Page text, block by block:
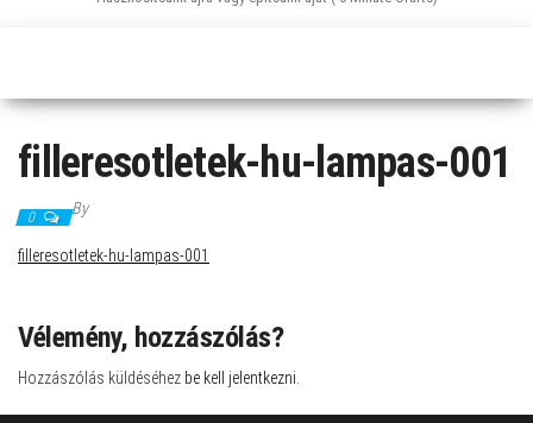
filleresotletek-hu-lampas-001
0 By
filleresotletek-hu-lampas-001
Vélemény, hozzászólás?
Hozzászólás küldéséhez be kell jelentkezni.